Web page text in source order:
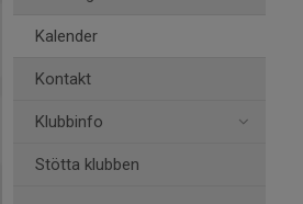
Kalender
Kontakt
Klubbinfo
Stötta klubben